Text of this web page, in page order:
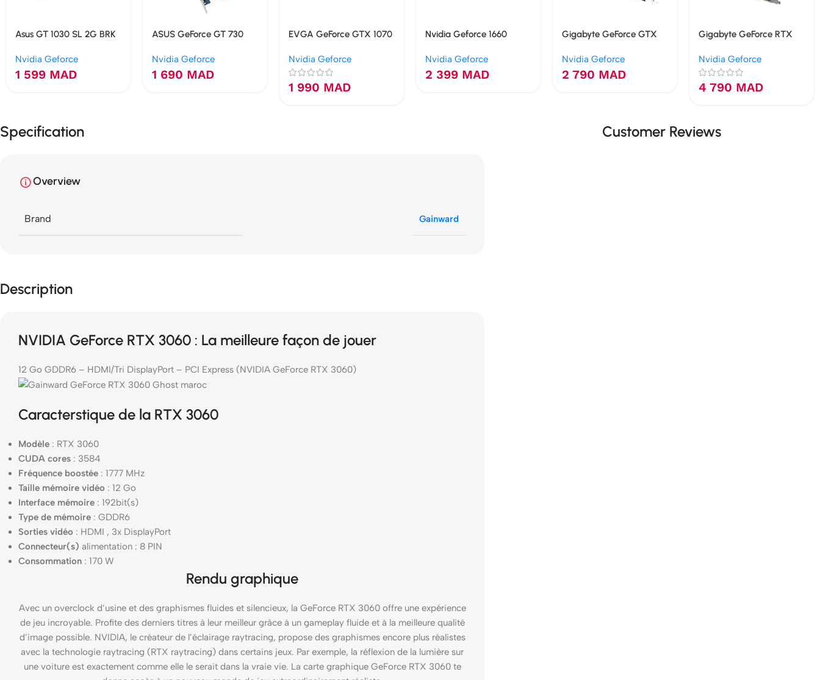
Asus GT 1030 SL 2G BRK
Nvidia Geforce
1 599 MAD
ASUS GeForce GT 730
Multi-Moniteur
Nvidia Geforce
1 690 MAD
EVGA GeForce GTX 1070
GDDR5
Nvidia Geforce
1 990 MAD
Nvidia Geforce 1660
Nvidia Geforce
2 399 MAD
Gigabyte GeForce GTX
Nvidia Geforce
2 790 MAD
Gigabyte GeForce RTX
OC 8G
Nvidia Geforce
4 790 MAD
Specification
Overview
Brand Gainward
Description
NVIDIA GeForce RTX 3060 : La meilleure façon de jouer
12 Go GDDR6 – HDMI/Tri DisplayPort – PCI Express (NVIDIA GeForce RTX 3060)
Caracterstique de la RTX 3060
Modèle : RTX 3060
CUDA cores : 3584
Fréquence boostée : 1777 MHz
Taille mémoire vidéo : 12 Go
Interface mémoire : 192bit(s)
Type de mémoire : GDDR6
Sorties vidéo : HDMI , 3x DisplayPort
Connecteur(s) alimentation : 8 PIN
Consommation : 170 W
Rendu graphique
Avec un overclock d’usine et des graphismes fluides et silencieux, la GeForce RTX 3060 offre une expérience
de jeu incroyable. Profite des derniers titres à leur meilleur grâce à un gameplay fluide et à la meilleure qualité
d’image possible. NVIDIA, le créateur de l’éclairage raytracing, propose des graphismes encore plus réalistes
avec la technologie raytracing (RTX raytracing) dans certains jeux. Par exemple, la réflexion de la lumière sur
une voiture est exactement comme elle le serait dans la vraie vie. La carte graphique GeForce RTX 3060 te
Customer Reviews